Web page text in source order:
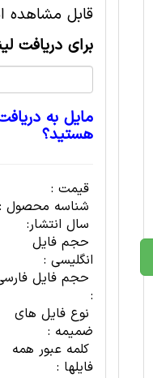
قابل مشاهده
برای دریافت
مایل به
هستید؟
قیمت :
شناسه محصول :
سال انتشار:
حجم فایل
انگلیسی :
حجم فایل
:
نوع فایل های
ضمیمه :
کلمه عبور همه
فایلها :